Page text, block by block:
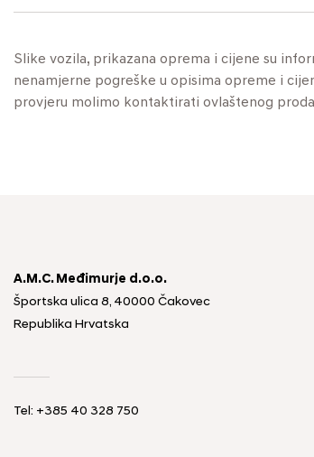
Slike vozila, prikazana oprema i cijene su
nenamjerne pogreške u opisima opreme i
provjeru molimo kontaktirati ovlaštenog
A.M.C. Međimurje d.o.o.
Športska ulica 8, 40000 Čakovec
Republika Hrvatska
Tel: +385 40 328 750